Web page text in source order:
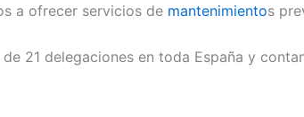
a ofrecer servicios de mantenimientos
de 21 delegaciones en toda España y